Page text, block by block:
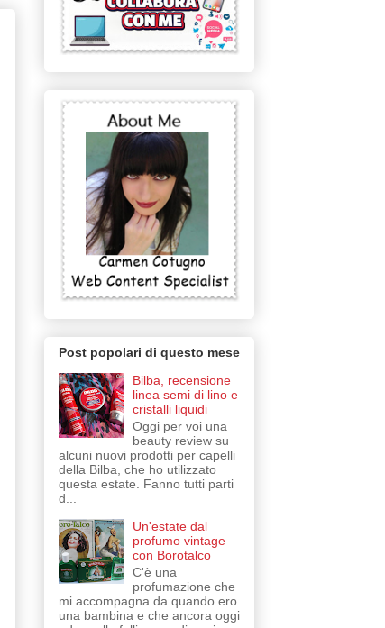
Post popolari di questo mese
Bilba, recensione
linea semi di lino e
cristalli liquidi
Oggi per voi una
beauty review su
alcuni nuovi prodotti per capelli
della Bilba, che ho utilizzato
questa estate. Fanno tutti parti
d...
Un'estate dal
profumo vintage
con Borotalco
C'è una
profumazione che
mi accompagna da quando ero
una bambina e che ancora oggi